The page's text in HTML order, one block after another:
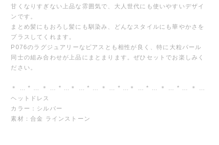
甘くなりすぎない上品な雰囲気で、大人世代にも使いやすいデザイ
ンです。
まとめ髪にもおろし髪にも馴染み、どんなスタイルにも華やかさを
プラスしてくれます。
P076のラグジュアリーなピアスとも相性が良く、特に大粒パール
同士の組み合わせが上品にまとまります。ぜひセットでお楽しみく
ださい。
＊ … * … ＊ … * …＊ … * … ＊ … * …＊ … * … ＊ … * … ＊ …
ヘットドレス
カラー：シルバー
素材：合金 ラインストーン